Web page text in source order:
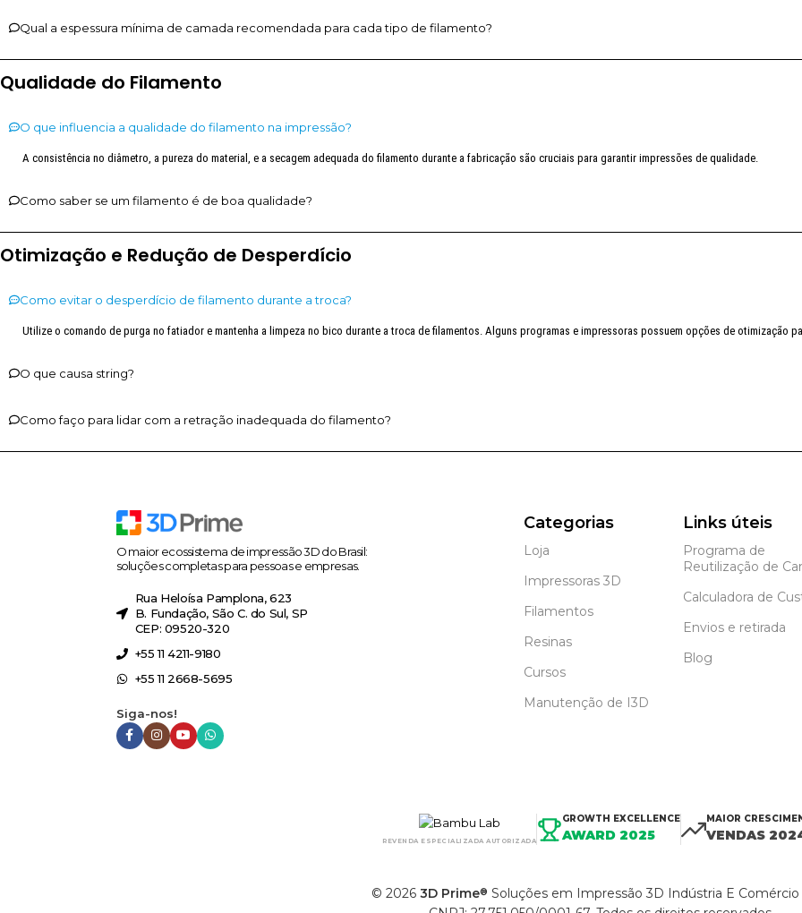
Qual a espessura mínima de camada recomendada para cada tipo de filamento?
Qualidade do Filamento
O que influencia a qualidade do filamento na impressão?
A consistência no diâmetro, a pureza do material, e a secagem adequada do filamento durante a fabricação são cruciais para garantir impressões de qualidade.
Como saber se um filamento é de boa qualidade?
Otimização e Redução de Desperdício
Como evitar o desperdício de filamento durante a troca?
Utilize o comando de purga no fatiador e mantenha a limpeza no bico durante a troca de filamentos. Alguns programas e impressoras possuem opções de otimização
O que causa string?
Como faço para lidar com a retração inadequada do filamento?
O maior ecossistema de impressão 3D do Brasil:
soluções completas para pessoas e empresas.
Rua Heloísa Pamplona, 623
B. Fundação, São C. do Sul, SP
CEP: 09520-320
+55 11 4211-9180
+55 11 2668-5695
Siga-nos!
Categorias
Loja
Impressoras 3D
Filamentos
Resinas
Cursos
Manutenção de I3D
Links úteis
Programa de
Reutilização de
Calculadora de
Envios e retirada
Blog
REVENDA ESPECIALIZADA AUTORIZADA
GROWTH EXCELLENCE
AWARD 2025
MAIOR
VENDAS
© 2026 3D Prime® Soluções em Impressão 3D Indústria E